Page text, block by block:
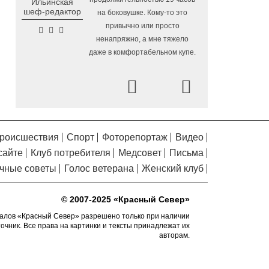
4.08.2026 16:38
На Вологодчине готовят
общественных наблюдателей к
предстоящим выборам
4.08.2026 15:08 У Никольского источника
под Вологдой появится колокольня с
курантами
площадка с профессиональным
покрытием появится в Вологде осенью
2026 года
шеф-редактор
на боковушке. Кому-то это
привычно или просто
ненапряжно, а мне тяжело
даже в комфортабельном купе.
Спорт Фоторепортаж
Видео
Клуб потребителя Медсовет
Письма
советы
Голос ветерана Женский клуб
© 2007-2025 «Красный Север»
«Красный Север» разрешено только при наличии
Все права на картинки и тексты принадлежат их
авторам.